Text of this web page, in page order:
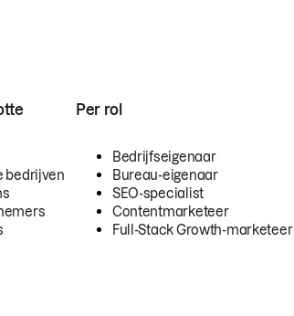
bedrijven
Per rol
Bedrijfseigenaar
Bureau-eigenaar
SEO-specialist
Contentmarketeer
Full-Stack Growth-marketeer